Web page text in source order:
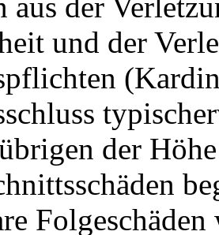
und der
der
Folgeschäden